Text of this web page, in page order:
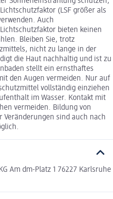
(LSF größer als
Auch
bieten keinen
Bleiben Sie, trotz
nicht zu lange in der
die Haut nachhaltig und ist zu
stellt ein ernsthaftes
den Augen vermeiden. Nur auf
vollständig einziehen
im Wasser. Kontakt mit
vermeiden. Bildung von
sind auch nach
Am dm-Platz 1 76227 Karlsruhe